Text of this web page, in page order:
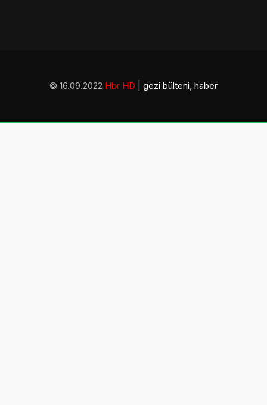
© 16.09.2022 Hbr HD gezi bülteni, haber